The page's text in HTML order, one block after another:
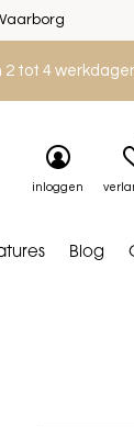
2 tot 4
Blog
inloggen